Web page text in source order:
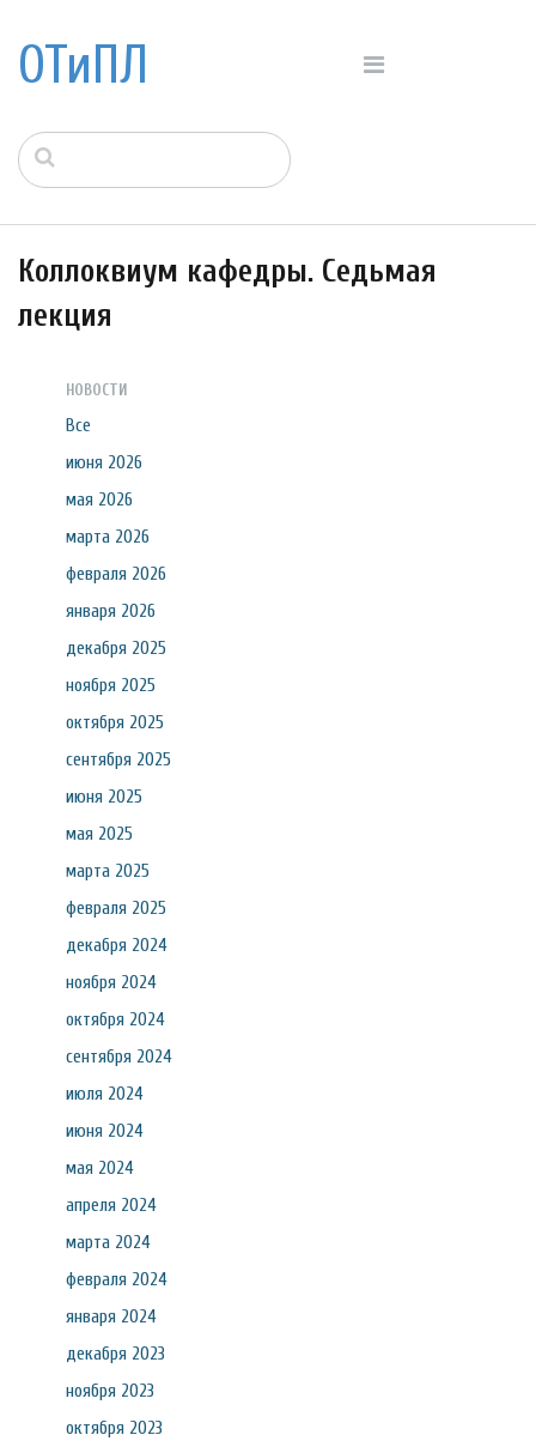
ОТиПЛ
Коллоквиум кафедры. Седьмая
лекция
НОВОСТИ
Все
июня 2026
мая 2026
марта 2026
февраля 2026
января 2026
декабря 2025
ноября 2025
октября 2025
сентября 2025
июня 2025
мая 2025
марта 2025
февраля 2025
декабря 2024
ноября 2024
октября 2024
сентября 2024
июля 2024
июня 2024
мая 2024
апреля 2024
марта 2024
февраля 2024
января 2024
декабря 2023
ноября 2023
октября 2023